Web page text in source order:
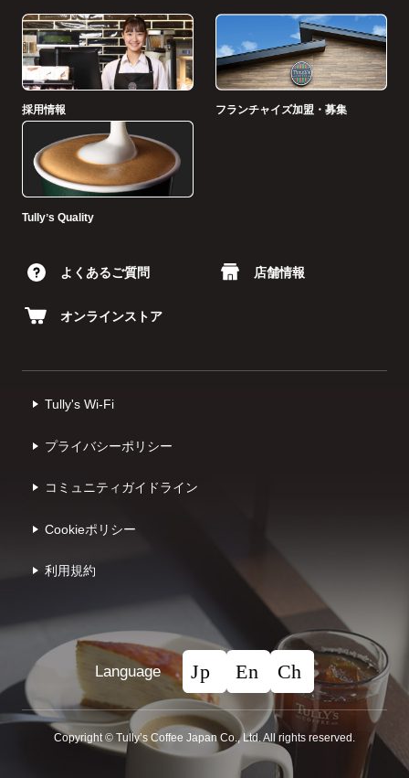
採用情報 フランチャイズ加盟・募集
Tullyʼs Quality
よくあるご質問 店舗情報
オンラインストア
Tully's Wi-Fi
プライバシーポリシー
コミュニティガイドライン
Cookieポリシー
利⽤規約
Language
Copyright © Tullyʼs Coffee Japan Co., Ltd. All rights reserved.